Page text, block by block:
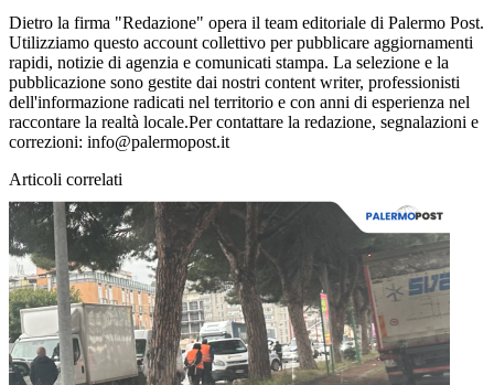
Dietro la firma "Redazione" opera il team editoriale di Palermo Post.
Utilizziamo questo account collettivo per pubblicare aggiornamenti
rapidi, notizie di agenzia e comunicati stampa. La selezione e la
pubblicazione sono gestite dai nostri content writer, professionisti
dell'informazione radicati nel territorio e con anni di esperienza nel
raccontare la realtà locale.Per contattare la redazione, segnalazioni e
correzioni: info@palermopost.it
Articoli correlati